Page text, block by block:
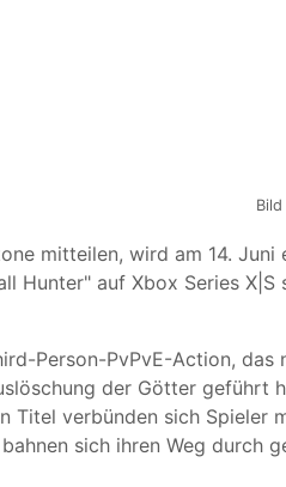
mitteilen, wird am 14.
Hunter" auf Xbox Series X|S
Person-PvPvE-Action, das
der Götter geführt
Titel verbünden sich Spieler
sich ihren Weg durch